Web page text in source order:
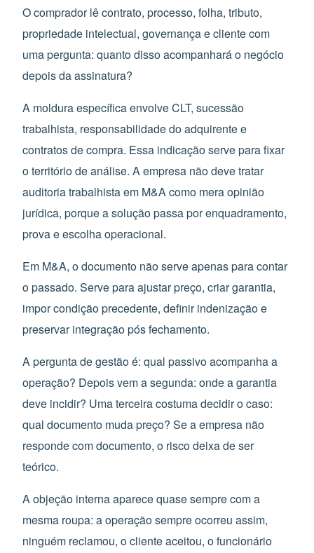
O comprador lê contrato, processo, folha, tributo,
propriedade intelectual, governança e cliente com
uma pergunta: quanto disso acompanhará o negócio
depois da assinatura?
A moldura específica envolve CLT, sucessão
trabalhista, responsabilidade do adquirente e
contratos de compra. Essa indicação serve para fixar
o território de análise. A empresa não deve tratar
auditoria trabalhista em M&A como mera opinião
jurídica, porque a solução passa por enquadramento,
prova e escolha operacional.
Em M&A, o documento não serve apenas para contar
o passado. Serve para ajustar preço, criar garantia,
impor condição precedente, definir indenização e
preservar integração pós fechamento.
A pergunta de gestão é: qual passivo acompanha a
operação? Depois vem a segunda: onde a garantia
deve incidir? Uma terceira costuma decidir o caso:
qual documento muda preço? Se a empresa não
responde com documento, o risco deixa de ser
teórico.
A objeção interna aparece quase sempre com a
mesma roupa: a operação sempre ocorreu assim,
ninguém reclamou, o cliente aceitou, o funcionário